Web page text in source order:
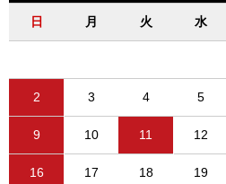
日 月 火 水
2 3 4 5
9 10 11 12
16 17 18 19